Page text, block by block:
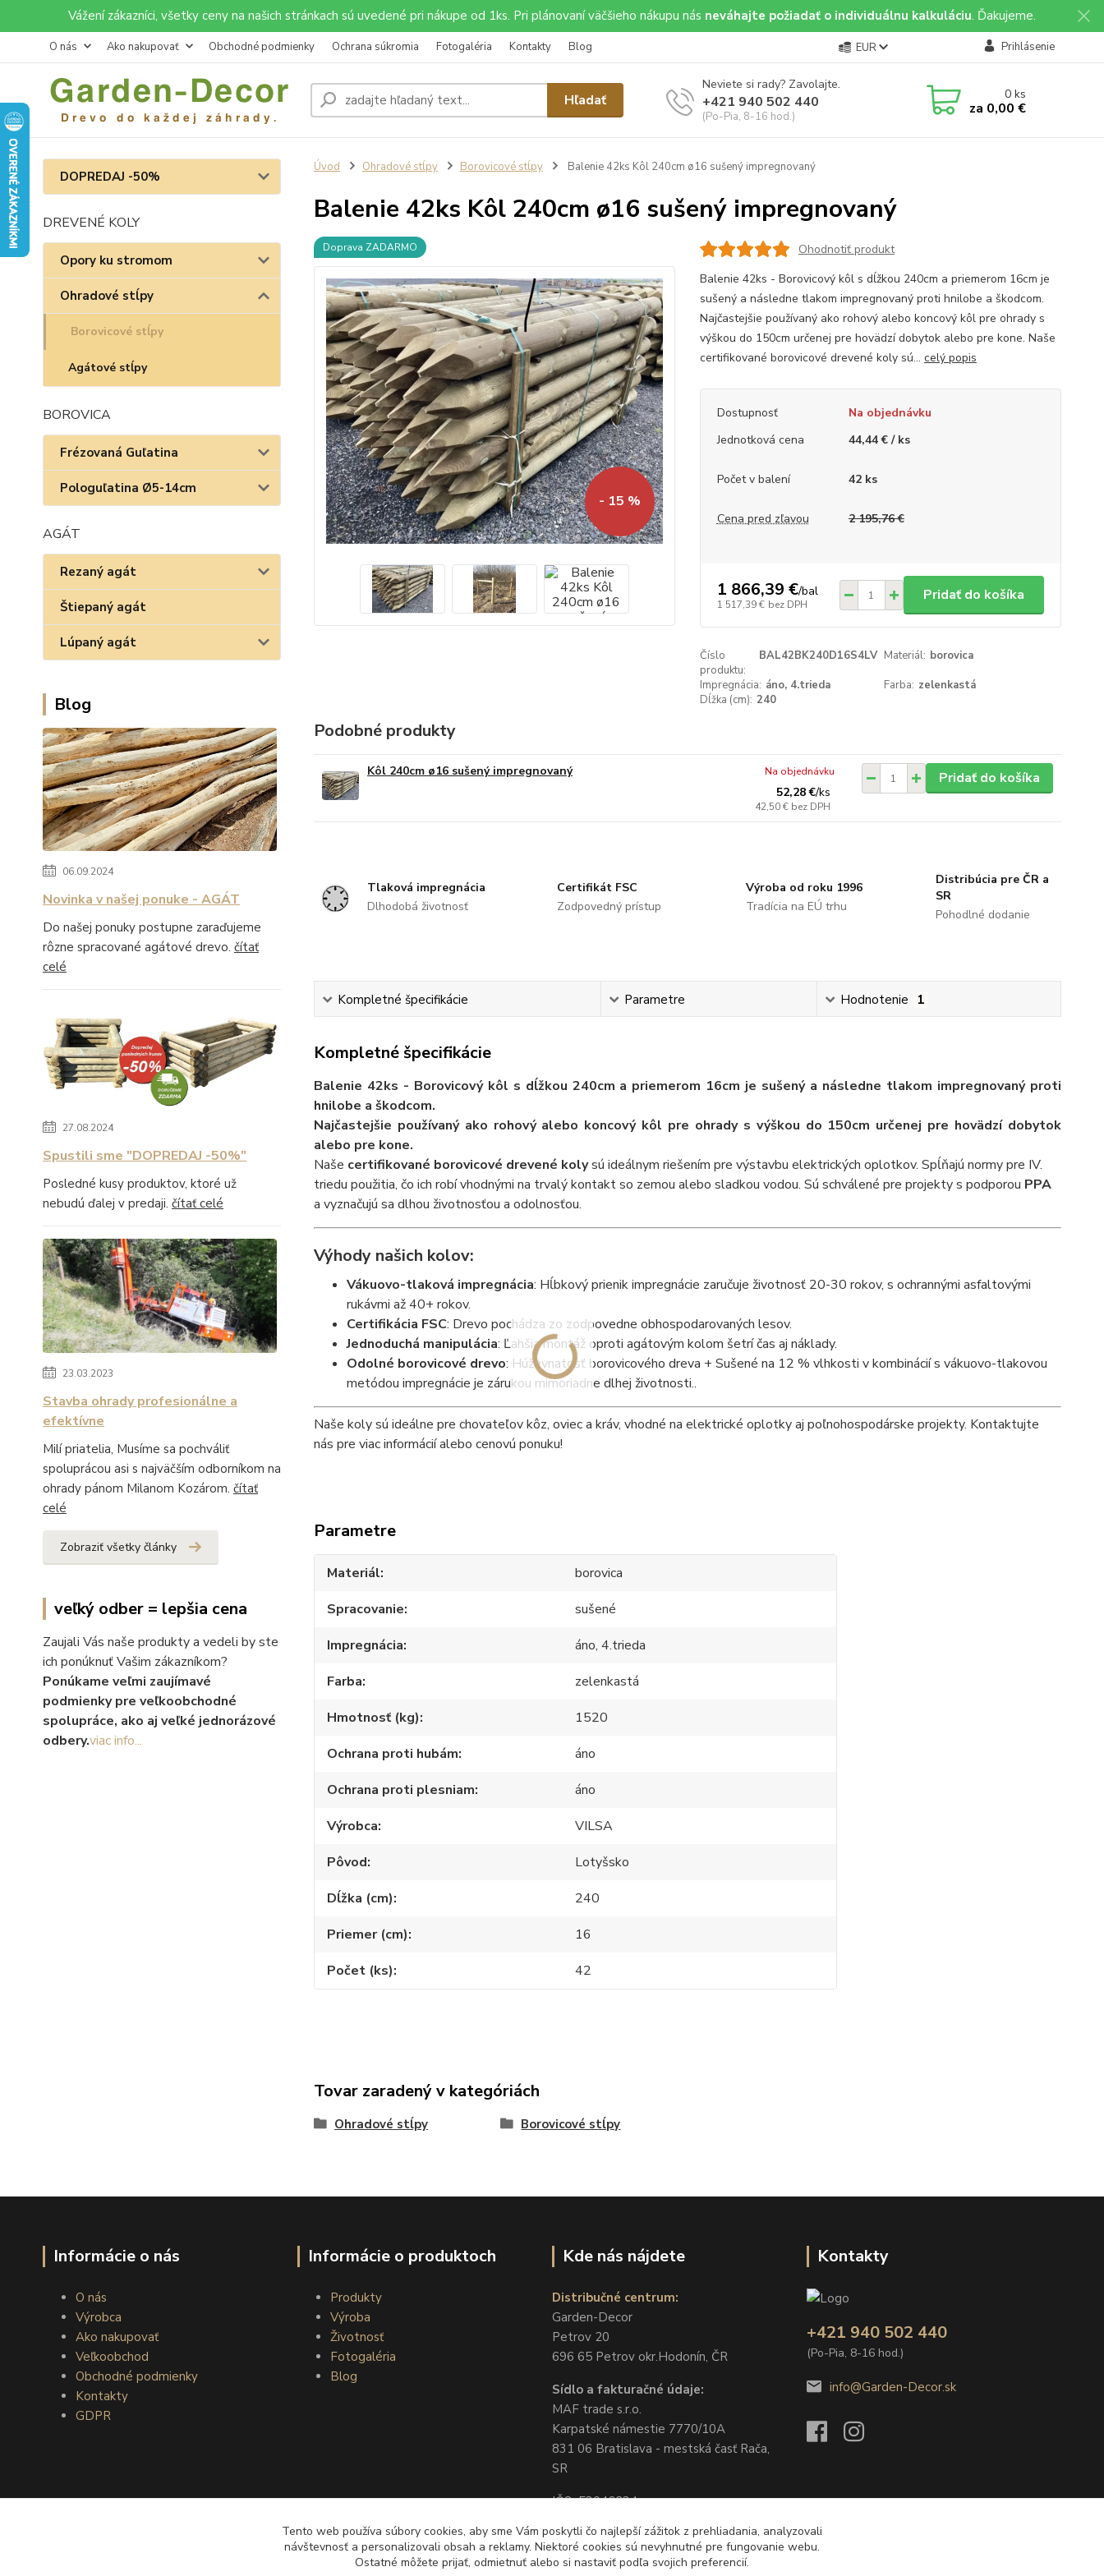
Vážení zákazníci, všetky ceny na našich stránkach sú uvedené pri nákupe od 1ks. Pri plánovaní väčšieho nákupu nás neváhajte požiadať o individuálnu kalkuláciu. Ďakujeme.
O nás Ako nakupovať Obchodné podmienky Ochrana súkromia Fotogaléria Kontakty Blog EUR Prihlásenie
Hľadať
Neviete si rady? Zavolajte.
+421 940 502 440
(Po-Pia, 8-16 hod.)
0ks
za 0,00 €
DOPREDAJ -50%
DREVENÉ KOLY
Opory ku stromom
Ohradové stĺpy
Borovicové stĺpy
Agátové stĺpy
BOROVICA
Frézovaná Guľatina
Pologuľatina Ø5-14cm
AGÁT
Rezaný agát
Štiepaný agát
Lúpaný agát
Blog
06.09.2024
Novinka v našej ponuke - AGÁT
Do našej ponuky postupne zaraďujeme
rôzne spracované agátové drevo. čítať
celé
27.08.2024
Spustili sme "DOPREDAJ -50%"
Posledné kusy produktov, ktoré už
nebudú ďalej v predaji. čítať celé
23.03.2023
Stavba ohrady profesionálne a
efektívne
Milí priatelia, Musíme sa pochváliť
spoluprácou asi s najväčším odborníkom na
ohrady pánom Milanom Kozárom. čítať
celé
Zobraziť všetky články
veľký odber = lepšia cena
Zaujali Vás naše produkty a vedeli by ste
ich ponúknuť Vašim zákazníkom?
Ponúkame veľmi zaujímavé
podmienky pre veľkoobchodné
spolupráce, ako aj veľké jednorázové
odbery.viac info...
Úvod Ohradové stĺpy Borovicové stĺpy Balenie 42ks Kôl 240cm ø16 sušený impregnovaný
Balenie 42ks Kôl 240cm ø16 sušený impregnovaný
Doprava ZADARMO
- 15 %
Ohodnotiť produkt
Balenie 42ks - Borovicový kôl s dĺžkou 240cm a priemerom 16cm je
sušený a následne tlakom impregnovaný proti hnilobe a škodcom.
Najčastejšie používaný ako rohový alebo koncový kôl pre ohrady s
výškou do 150cm určenej pre hovädzí dobytok alebo pre kone. Naše
certifikované borovicové drevené koly sú... celý popis
Dostupnosť
Na objednávku
Jednotková cena
44,44 € / ks
Počet v balení 42 ks
Cena pred zľavou 2 195,76 €
1 866,39 €/bal
1 517,39 € bez DPH
Pridať do košíka
Číslo
produktu:
BAL42BK240D16S4LV Materiál: borovica
Impregnácia: áno, 4.trieda Farba: zelenkastá
Dĺžka (cm): 240
Podobné produkty
Kôl 240cm ø16 sušený impregnovaný
52,28 €/ks
42,50 € bez DPH
Na objednávku Pridať do košíka
Tlaková impregnácia
Dlhodobá životnosť
Certifikát FSC
Zodpovedný prístup
Výroba od roku 1996
Tradícia na EÚ trhu
Distribúcia pre ČR a
SR
Pohodlné dodanie
Kompletné špecifikácie Parametre Hodnotenie 1
Kompletné špecifikácie
Balenie 42ks - Borovicový kôl s dĺžkou 240cm a priemerom 16cm je sušený a následne tlakom impregnovaný proti
hnilobe a škodcom.
Najčastejšie používaný ako rohový alebo koncový kôl pre ohrady s výškou do 150cm určenej pre hovädzí dobytok
alebo pre kone.
Naše certifikované borovicové drevené kolysú ideálnym riešením pre výstavbu elektrických oplotkov. Spĺňajú normy pre IV.
triedu použitia, čo ich robí vhodnými na trvalý kontakt so zemou alebo sladkou vodou. Sú schválené pre projekty s podporou PPA
a vyznačujú sa dlhou životnosťou a odolnosťou.
Výhody našich kolov:
Vákuovo-tlaková impregnácia: Hĺbkový prienik impregnácie zaručuje životnosť 20-30 rokov, s ochrannými asfaltovými
rukávmi až 40+ rokov.
Certifikácia FSC: Drevo pochádza zo zodpovedne obhospodarovaných lesov.
Jednoduchá manipulácia: Ľahšia montáž oproti agátovým kolom šetrí čas aj náklady.
Odolné borovicové drevo: Húževnatosť borovicového dreva + Sušené na 12 % vlhkosti v kombinácií s vákuovo-tlakovou
metódou impregnácie je zárukou mimoriadne dlhej životnosti..
Naše koly sú ideálne pre chovateľov kôz, oviec a kráv, vhodné na elektrické oplotky aj poľnohospodárske projekty. Kontaktujte
nás pre viac informácií alebo cenovú ponuku!
Parametre
Materiál
borovica
Spracovanie
sušené
Impregnácia
áno, 4.trieda
Farba
zelenkastá
Hmotnosť (kg)
1520
Ochrana proti hubám
áno
Ochrana proti plesniam
áno
Výrobca
VILSA
Pôvod
Lotyšsko
Dĺžka (cm)
240
Priemer (cm)
16
Počet (ks)
42
Tovar zaradený v kategóriách
Ohradové stĺpy Borovicové stĺpy
Informácie o nás
O nás
Výrobca
Ako nakupovať
Veľkoobchod
Obchodné podmienky
Kontakty
GDPR
Informácie o produktoch
Produkty
Výroba
Životnosť
Fotogaléria
Blog
Kde nás nájdete
Distribučné centrum:
Garden-Decor
Petrov 20
696 65 Petrov okr.Hodonín, ČR
Sídlo a fakturačné údaje:
MAF trade s.r.o.
Karpatské námestie 7770/10A
831 06 Bratislava - mestská časť Rača,
SR
IČO: 53046234
IČ DPH: SK2121235787
Kontakty
+421 940 502 440
(Po-Pia, 8-16 hod.)
info@Garden-Decor.sk
Tento web používa súbory cookies, aby sme Vám poskytli čo najlepší zážitok z prehliadania, analyzovali
návštevnosť a personalizovali obsah a reklamy. Niektoré cookies sú nevyhnutné pre fungovanie webu.
Ostatné môžete prijať, odmietnuť alebo si nastaviť podľa svojich preferencií.